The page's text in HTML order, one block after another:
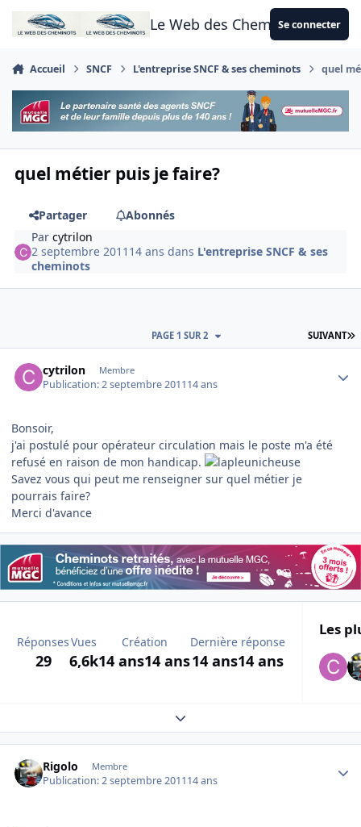
Aller au contenu
Le Web des CheminotsSe connecter
Accueil SNCF L'entreprise SNCF & ses cheminots quel
quel métier puis je faire?
Partager
Abonnés
Parcytrilon
2 septembre 2011 14 ans dans L'entreprise SNCF & ses
cheminots
SUIVANT
PAGE 1 SUR 2
cytrilon Membre
Publication:2 septembre 201114 ans
Bonsoir,
j'ai postulé pour opérateur circulation mais le poste m'a été
refusé en raison de mon handicap.
Savez vous qui peut me renseigner sur quel métier je
pourrais faire?
Merci d'avance
Réponses
29
Vues
6,6k
Création
14 ans14 ans
Dernière réponse
14 ans14 ans
Les
Expand topic overview
Rigolo Membre
Publication:2 septembre 201114 ans